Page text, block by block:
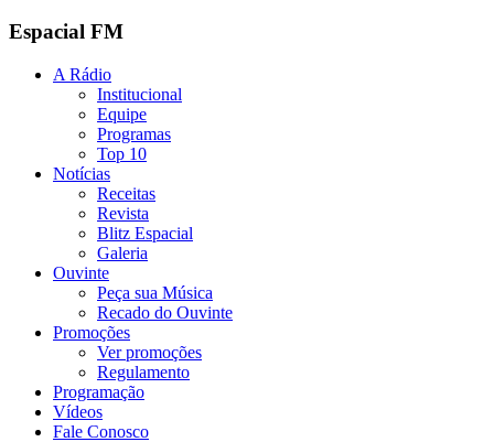
Espacial FM
A Rádio
Institucional
Equipe
Programas
Top 10
Notícias
Receitas
Revista
Blitz Espacial
Galeria
Ouvinte
Peça sua Música
Recado do Ouvinte
Promoções
Ver promoções
Regulamento
Programação
Vídeos
Fale Conosco